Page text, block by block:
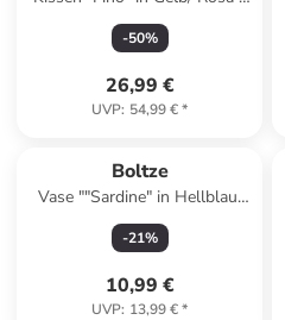
(L)40 x (B)60 cm
-50%
26,99 €
UVP: 54,99 €*
Boltze
Vase ""Sardine" in Hellblau/
Weiß - (B)12,5 x (H)16 x (T)5
cm
-21%
10,99 €
UVP: 13,99 €*